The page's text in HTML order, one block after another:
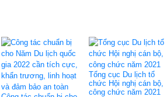
Tổng cục Du lịch tổ
chức Hội nghị cán bộ,
công chức năm 2021